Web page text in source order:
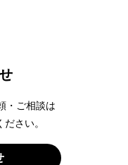
・ご相談は
さい。